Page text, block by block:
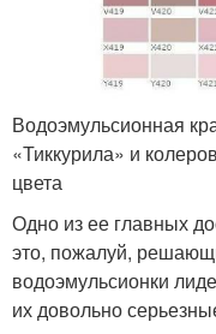
Водоэмульсионная
«Тиккурила» и
цвета
Одно из ее главных
это, пожалуй,
водоэмульсионки
их довольно